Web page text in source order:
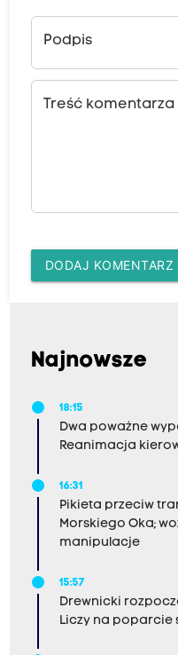
Podpis
Treść komentarza
DODAJ KOMENTARZ
Najnowsze
18:15
Dwa poważne
Reanimacja
16:31
Pikieta przeciw
Morskiego Oka;
manipulacje
15:57
Drewnicki
Liczy na poparcie